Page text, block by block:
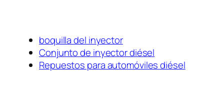
boquilla del inyector
Conjunto de inyector diésel
Repuestos para automóviles diésel